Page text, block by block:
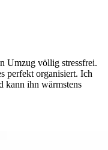
Umzug völlig stressfrei.
perfekt organisiert. Ich
kann ihn wärmstens